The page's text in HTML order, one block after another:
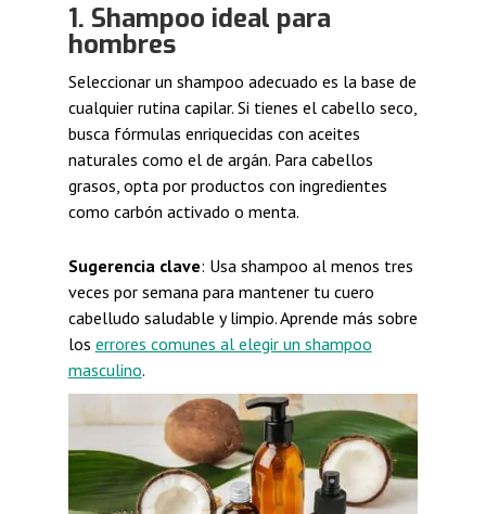
1. Shampoo ideal para
hombres
Seleccionar un shampoo adecuado es la base de
cualquier rutina capilar. Si tienes el cabello seco,
busca fórmulas enriquecidas con aceites
naturales como el de argán. Para cabellos
grasos, opta por productos con ingredientes
como carbón activado o menta.
Sugerencia clave: Usa shampoo al menos tres
veces por semana para mantener tu cuero
cabelludo saludable y limpio. Aprende más sobre
los errores comunes al elegir un shampoo
masculino.